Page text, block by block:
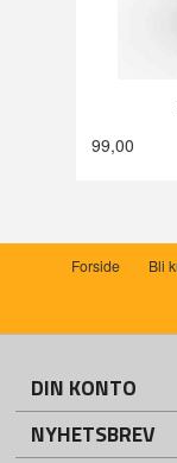
99,00
Forside Bli
DIN KONTO
NYHETSBREV